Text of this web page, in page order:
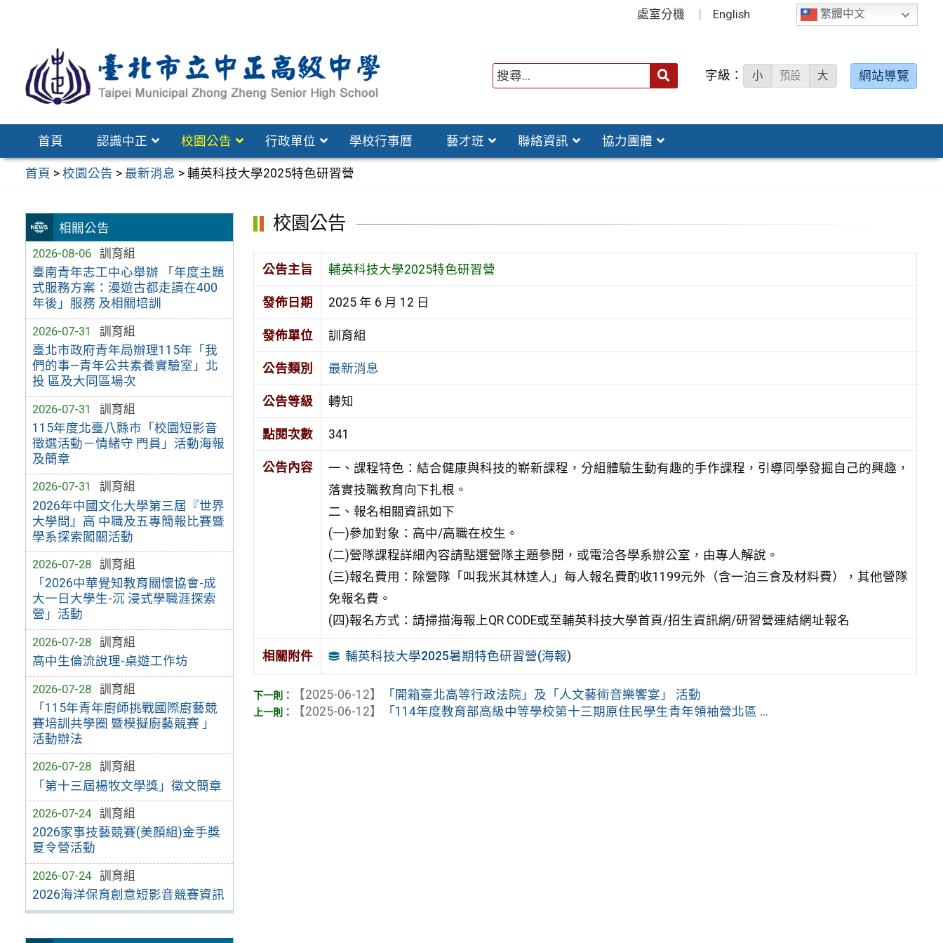
區
繁體中文
處室分機 English
字級： 小 預設 大 網站導覽
首頁 認識中正 校園公告 行政單位 學校行事曆 藝才班 聯絡資訊 協力團體
首頁 >校園公告 > 最新消息 >輔英科技大學2025特色研習營
相關公告
2026-08-06
訓育組
臺南青年志工中心舉辦 「年度主題
式服務方案：漫遊古都走讀在400
年後」服務 及相關培訓
2026-07-31
訓育組
臺北市政府青年局辦理115年「我
們的事—青年公共素養實驗室」北
投 區及大同區場次
2026-07-31
訓育組
115年度北臺八縣市「校園短影音
徵選活動－情緒守 門員」活動海報
及簡章
2026-07-31
訓育組
2026年中國文化大學第三屆『世界
大學問』高 中職及五專簡報比賽暨
學系探索闖關活動
2026-07-28
訓育組
「2026中華覺知教育關懷協會-成
大一日大學生-沉 浸式學職涯探索
營」活動
2026-07-28
訓育組
高中生倫流說理-桌遊工作坊
2026-07-28
訓育組
「115年青年廚師挑戰國際廚藝競
賽培訓共學圈 暨模擬廚藝競賽 」
活動辦法
2026-07-28
訓育組
「第十三屆楊牧文學獎」徵文簡章
2026-07-24
訓育組
2026家事技藝競賽(美顏組)金手獎
夏令營活動
2026-07-24
訓育組
2026海洋保育創意短影音競賽資訊
校園公告
公告主旨 輔英科技大學2025特色研習營
發佈日期 2025 年 6 月 12 日
發佈單位 訓育組
公告類別 最新消息
公告等級 轉知
點閱次數 341
公告內容
一、課程特色：結合健康與科技的嶄新課程，分組體驗生動有趣的手作課程，引導同學發掘自己的興趣，
落實技職教育向下扎根。
二、報名相關資訊如下
(一)參加對象：高中/高職在校生。
(二)營隊課程詳細內容請點選營隊主題參閱，或電洽各學系辦公室，由專人解說。
(三)報名費用：除營隊「叫我米其林達人」每人報名費酌收1199元外（含一泊三食及材料費），其他營隊
免報名費。
(四)報名方式：請掃描海報上QR CODE或至輔英科技大學首頁/招生資訊網/研習營連結網址報名
相關附件 輔英科技大學2025暑期特色研習營(海報)
【2025-06-12】
「開箱臺北高等行政法院」及「人文藝術音樂饗宴」 活動
【2025-06-12】
「114年度教育部高級中等學校第十三期原住民學生青年領袖營北區 ...